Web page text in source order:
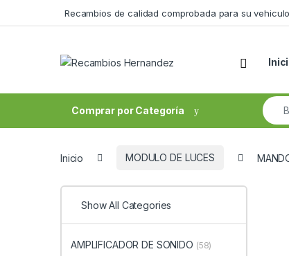
Recambios de calidad comprobada para su vehiculo
Open
Comprar por Categoría
Inicio MODULO DE LUCES
Show All Categories
AMPLIFICADOR DE SONIDO (58)